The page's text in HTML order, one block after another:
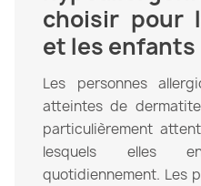
choisir pour
et les enfants
Les personnes
atteintes de
particulièrement
lesquels elles
quotidiennement. Les